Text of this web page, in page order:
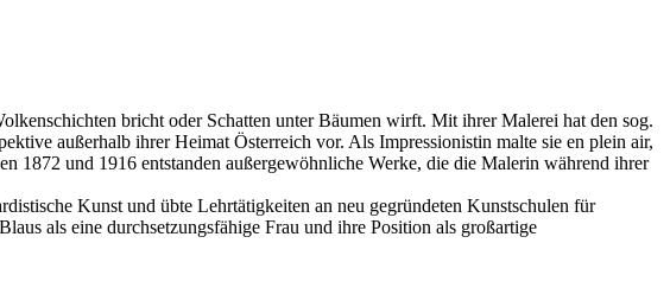
bricht oder Schatten unter Bäumen wirft. Mit ihrer Malerei hat den sog.
außerhalb ihrer Heimat Österreich vor. Als Impressionistin malte sie en plein air,
und 1916 entstanden außergewöhnliche Werke, die die Malerin während ihrer
Kunst und übte Lehrtätigkeiten an neu gegründeten Kunstschulen für
als eine durchsetzungsfähige Frau und ihre Position als großartige